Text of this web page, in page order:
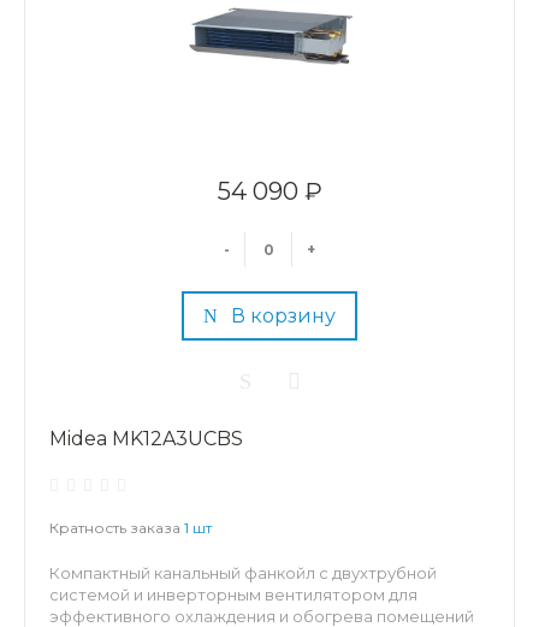
54 090 ₽
- +
В корзину
Midea MK12A3UCBS
Кратность заказа 1 шт
Компактный канальный фанкойл с двухтрубной
системой и инверторным вентилятором для
эффективного охлаждения и обогрева помещений